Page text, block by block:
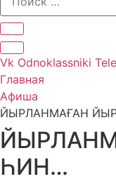
Vk Odnoklassniki
Главная
Афиша
ЙЫРЛАНМАҒАН
ҺИН…